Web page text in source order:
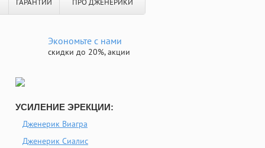
ГАРАНТИИ ПРО ДЖЕНЕРИКИ
Экономьте с нами
скидки до 20%, акции
УСИЛЕНИЕ ЭРЕКЦИИ:
Дженерик Виагра
Дженерик Сиалис